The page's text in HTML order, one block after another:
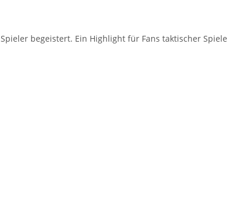
begeistert. Ein Highlight für Fans taktischer Spiele